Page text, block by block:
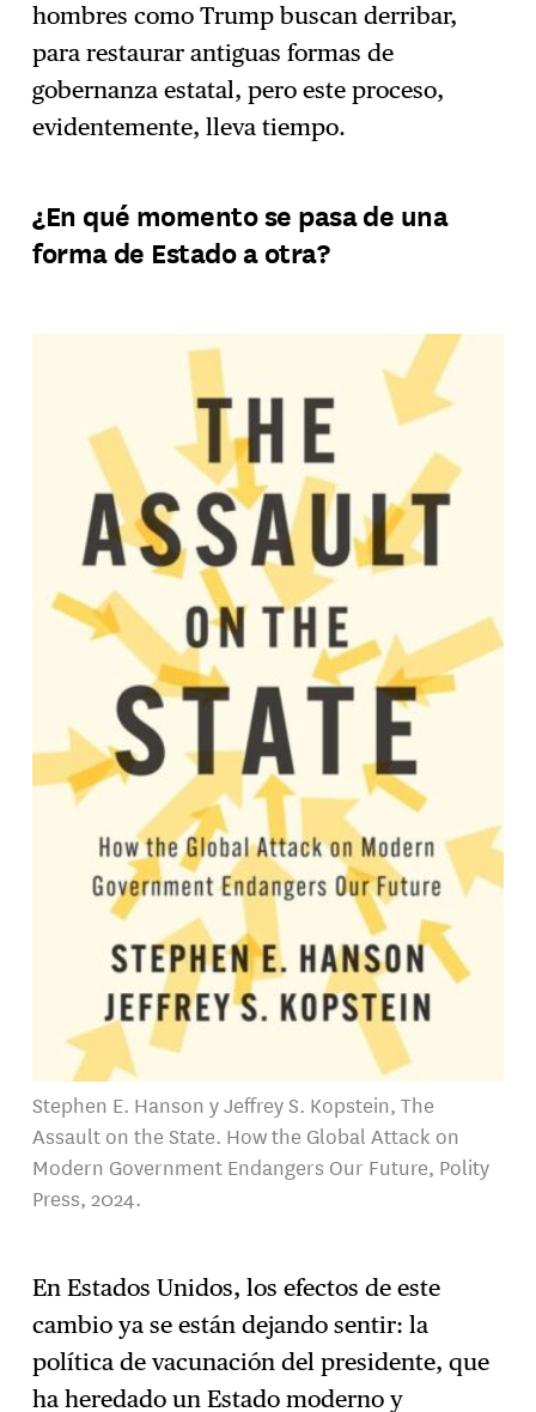
hombres como Trump buscan derribar,
para restaurar antiguas formas de
gobernanza estatal, pero este proceso,
evidentemente, lleva tiempo.
¿En qué momento se pasa de una
forma de Estado a otra?
Stephen E. Hanson y Jeffrey S. Kopstein, The
Assault on the State. How the Global Attack on
Modern Government Endangers Our Future, Polity
Press, 2024.
En Estados Unidos, los efectos de este
cambio ya se están dejando sentir: la
política de vacunación del presidente, que
ha heredado un Estado moderno y